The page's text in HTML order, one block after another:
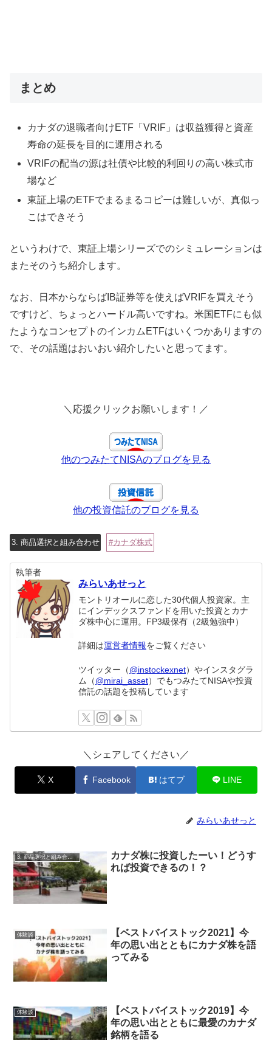
まとめ
カナダの退職者向けETF「VRIF」は収益獲得と資産
寿命の延長を目的に運用される
VRIFの配当の源は社債や比較的利回りの高い株式市
場など
東証上場のETFでまるまるコピーは難しいが、真似っ
こはできそう
というわけで、東証上場シリーズでのシミュレーションは
またそのうち紹介します。
なお、日本からならばIB証券等を使えばVRIFを買えそう
ですけど、ちょっとハードル高いですね。米国ETFにも似
たようなコンセプトのインカムETFはいくつかありますの
で、その話題はおいおい紹介したいと思ってます。
＼応援クリックお願いします！／
他のつみたてNISAのブログを見る
他の投資信託のブログを見る
3. 商品選択と組み合わせ カナダ株式
執筆者
みらいあせっと
モントリオールに恋した30代個人投資家。主
にインデックスファンドを用いた投資とカナ
ダ株中心に運用。FP3級保有（2級勉強中）
詳細は運営者情報をご覧ください
ツイッター（@instockexnet）やインスタグラ
ム（@mirai_asset）でもつみたてNISAや投資
信託の話題を投稿しています
＼シェアしてください／
X Facebook はてブ LINE
みらいあせっと
3. 商品選択と組み合わせ
カナダ株に投資したーい！どうす
れば投資できるの！？
体験談
【ベストバイストック2021】今
年の思い出とともにカナダ株を語
ってみる
体験談
【ベストバイストック2019】今
年の思い出とともに最愛のカナダ
銘柄を語る